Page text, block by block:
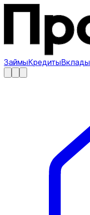
ЗаймыКредитыВклады